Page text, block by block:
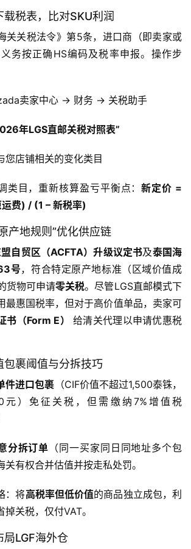
税表，比对SKU利润
关关税法令》第5条，进口商（即卖家或
务按正确HS编码及税率申报。操作步
卖家中心 -> 财务 -> 关税助手
年LGS直邮关税对照表”
您店铺相关的变化类目
类目，重新核算盈亏平衡点：新定价 =
费) / (1 – 新税率)
产地规则”优化供应链
自贸区（ACFTA）升级议定书及泰国海
号，符合特定原产地标准（区域价值成
货物可申请零关税。尽管LGS直邮模式下
最惠国税率，但对于高价值单品，卖家可
书（Form E）
给清关代理以申请优惠税
包裹阈值与分拆技巧
件进口包裹 （CIF价值不超过1,500泰铢，
元）免征关税，但需缴纳7%增值税
分拆订单 （同一买家同日同地址多个包
关有权合并估值并按走私处罚。
：将高税率但低价值的商品独立成包，利
关税，仅付VAT。
局LGF海外仓